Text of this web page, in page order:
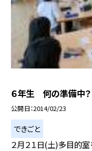
６年生 何の準備中？
公開日 2014/02/23
できごと
２月２１日(土)多目的